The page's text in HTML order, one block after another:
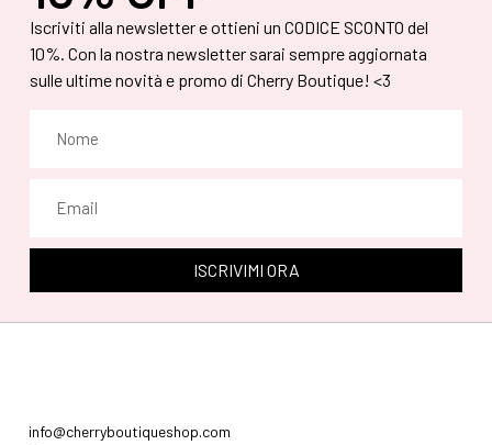
Iscriviti alla newsletter e ottieni un CODICE SCONTO del
10%. Con la nostra newsletter sarai sempre aggiornata
sulle ultime novità e promo di Cherry Boutique! <3
ISCRIVIMI ORA
info@cherryboutiqueshop.com